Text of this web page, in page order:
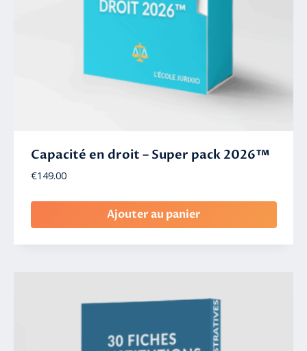
Capacité en droit – Super pack 2026™
€149.00
Ajouter au panier